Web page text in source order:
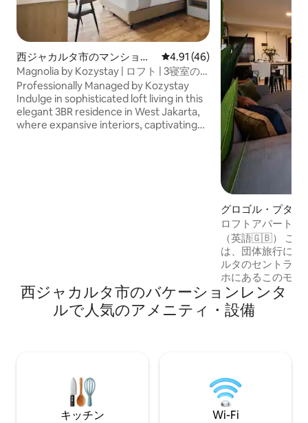
西ジャカルタ市のマンショ
ン・アパート
レビュー46件、5つ星中4.91つ
4.91 (46)
Magnolia by Kozystay | ロフト | 3寝室の
レジデンス
Professionally Managed by Kozystay
Indulge in sophisticated loft living in this
elegant 3BR residence in West Jakarta,
where expansive interiors, captivating
グロゴル・プタム
ンション・アパー
ロフトアパート
Central Park」
（英語🇬🇧） こちらのおしゃれな宿泊先
は、団体旅行にぴった
ルタのセントラル
ホにあるこのモダ
ートで、おしゃ
さい。 Neosoho
Central Parkモー
在をお楽しみくだ
Neosoho Mall
ke Central Park
西ジャカルタ市のバケーションレンタ
ルで人気のアメニティ・設備
キッチン Wi-Fi